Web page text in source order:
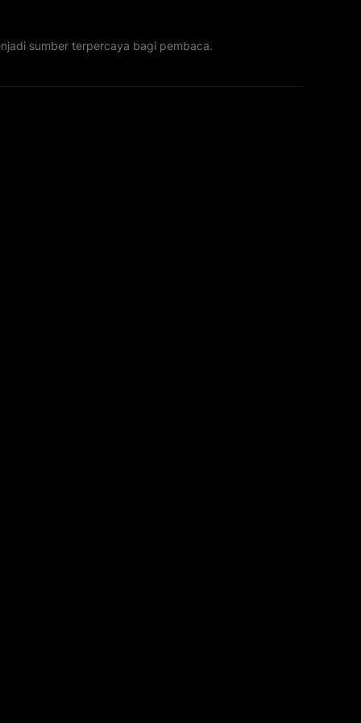
sumber terpercaya bagi pembaca.